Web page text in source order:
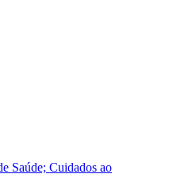
Saúde; Cuidados ao